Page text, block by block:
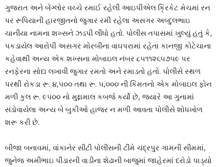
ગુજરાત અને બેંગ્લોર વચ્ચે રમાઈ રહેલી આઇપીએલ ક્રિકેટ મેચમાં રન
પર રૂપિયાની હારજીતનો જુગાર રમી રહેલા અસગર અબ્દુલભાઇ
ચાનીયા નામના શખ્સને ઝડપી લીધો હતો. પોલીસ તપાસમાં ખુલ્યું હતું કે,
પકડાયેલ આરોપી અસગર મોરબીના વાઘપરામાં રહેતા કાનજી કોટેચાના
કહેવાથી અન્ય એક શખ્સના મોબાઇલ નંબર ૮૫૧૧૨૬૫૭૫૯ પર
રનફેરના સોદા લખાવી જુગાર રમતો અને રમાડતો હતો. પોલીસે સ્થળ
પરથી રોકડા રૂ. ૪,૫૦૦ તથા રૂ. ૫,૦૦૦ ની કિંમતનો એક મોબાઇલ ફોન
મળી કુલ રૂ. ૯૫૦૦ નો મુદ્દામાલ કબજે કર્યો છે, જ્યારે આ ગુનામાં
સંડોવાયેલા અન્ય બે બુકીઓ હાજર ન મળી આવતા પોલીસે શોધખોળ
શરૂ કરી છે.
બીજા બનાવમાં, વાંકાનેર સીટી પોલીસની ટીમે ચંદ્રપુર ગામની સીમમાં,
જુનેજ અમીભાઇ પીંડારની વાડીના શેઢાની બાજુમાં જાહેરમાં દરોડો પાડ્યો